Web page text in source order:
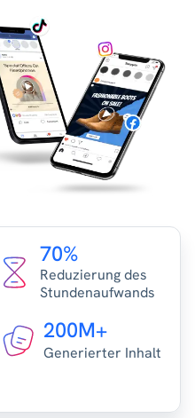
70%
Reduzierung des
Stundenaufwands
200M+
Generierter Inhalt